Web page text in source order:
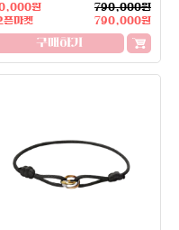
원
790,000원
픈마켓
790,000원
구매하기